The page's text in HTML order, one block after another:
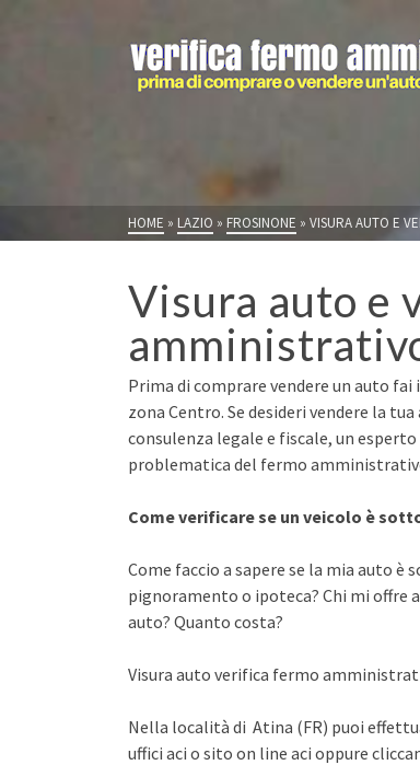
HOME » LAZIO » FROSINONE » VISURA AUTO E
Visura auto e
Prima di comprare vendere un auto
zona Centro. Se desideri vendere la
consulenza legale e fiscale, un
problematica del fermo
Come verificare se un veicolo è
Come faccio a sapere se la mia auto
pignoramento o ipoteca? Chi mi offre
auto? Quanto costa?
Visura auto verifica fermo
Nella località di Atina (FR) puoi
uffici aci o sito on line aci oppure